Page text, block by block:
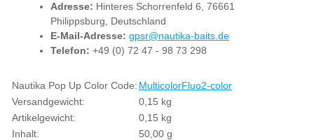
Adresse: Hinteres Schorrenfeld 6, 76661
Philippsburg, Deutschland
E-Mail-Adresse: gpsr@nautika-baits.de
Telefon: +49 (0) 72 47 - 98 73 298
Produkteigenschaft
Wert
Nautika Pop Up Color Code: MulticolorFluo2-color
Versandgewicht:
0,15 kg
Artikelgewicht:
0,15 kg
Inhalt:
50,00 g